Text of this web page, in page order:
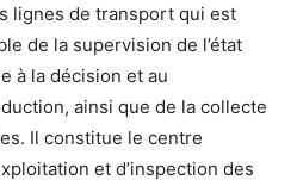
lignes de transport qui est
de la supervision de l’état
à la décision et au
ainsi que de la collecte
Il constitue le centre
et d’inspection des